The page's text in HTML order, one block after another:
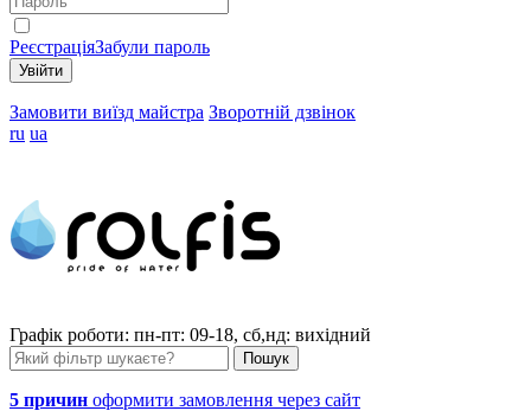
РеєстраціяЗабули пароль
Замовити виїзд майстра Зворотній дзвінок
ru ua
Графік роботи: пн-пт: 09-18, сб,нд: вихідний
5 причин оформити замовлення через сайт